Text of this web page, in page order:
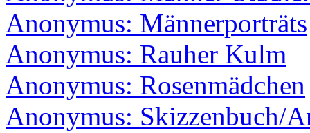
Anonymus: Männerporträts
Anonymus: Rauher Kulm
Anonymus: Rosenmädchen
Anonymus: Skizzenbuch/